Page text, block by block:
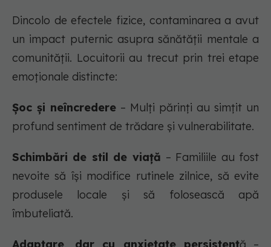
Dincolo de efectele fizice, contaminarea a avut
un impact puternic asupra sănătății mentale a
comunității. Locuitorii au trecut prin trei etape
emoționale distincte:
Șoc și neîncredere – Mulți părinți au simțit un
profund sentiment de trădare și vulnerabilitate.
Schimbări de stil de viață – Familiile au fost
nevoite să își modifice rutinele zilnice, să evite
produsele locale și să folosească apă
îmbuteliată.